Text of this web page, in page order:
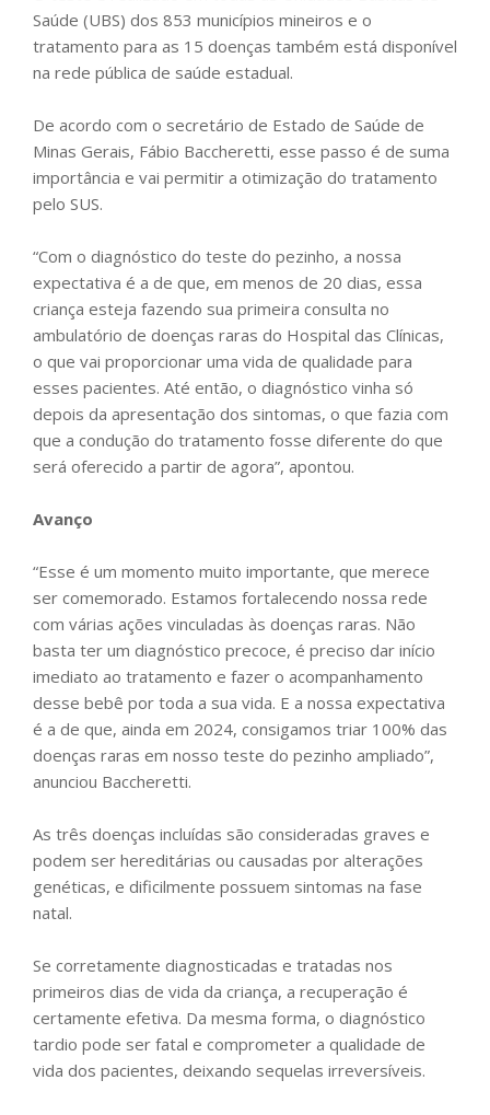
Saúde (UBS) dos 853 municípios mineiros e o
tratamento para as 15 doenças também está disponível
na rede pública de saúde estadual.
De acordo com o secretário de Estado de Saúde de
Minas Gerais, Fábio Baccheretti, esse passo é de suma
importância e vai permitir a otimização do tratamento
pelo SUS.
“Com o diagnóstico do teste do pezinho, a nossa
expectativa é a de que, em menos de 20 dias, essa
criança esteja fazendo sua primeira consulta no
ambulatório de doenças raras do Hospital das Clínicas,
o que vai proporcionar uma vida de qualidade para
esses pacientes. Até então, o diagnóstico vinha só
depois da apresentação dos sintomas, o que fazia com
que a condução do tratamento fosse diferente do que
será oferecido a partir de agora”, apontou.
Avanço
“Esse é um momento muito importante, que merece
ser comemorado. Estamos fortalecendo nossa rede
com várias ações vinculadas às doenças raras. Não
basta ter um diagnóstico precoce, é preciso dar início
imediato ao tratamento e fazer o acompanhamento
desse bebê por toda a sua vida. E a nossa expectativa
é a de que, ainda em 2024, consigamos triar 100% das
doenças raras em nosso teste do pezinho ampliado”,
anunciou Baccheretti.
As três doenças incluídas são consideradas graves e
podem ser hereditárias ou causadas por alterações
genéticas, e dificilmente possuem sintomas na fase
natal.
Se corretamente diagnosticadas e tratadas nos
primeiros dias de vida da criança, a recuperação é
certamente efetiva. Da mesma forma, o diagnóstico
tardio pode ser fatal e comprometer a qualidade de
vida dos pacientes, deixando sequelas irreversíveis.